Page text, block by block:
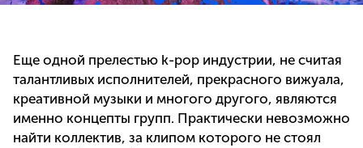
Еще одной прелестью k-pop индустрии, не считая
талантливых исполнителей, прекрасного вижуала,
креативной музыки и многого другого, являются
именно концепты групп. Практически невозможно
найти коллектив, за клипом которого не стоял